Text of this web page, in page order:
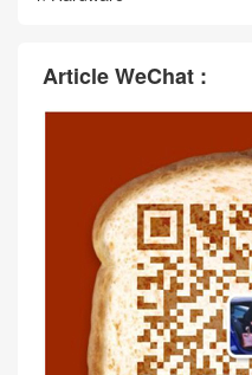
s Tourterelle 斑鳩灰
愛馬仕 Hermes Kelly Sellier
Epsom Etoupe 大象灰 Golde
n Hardware
Article WeChat :